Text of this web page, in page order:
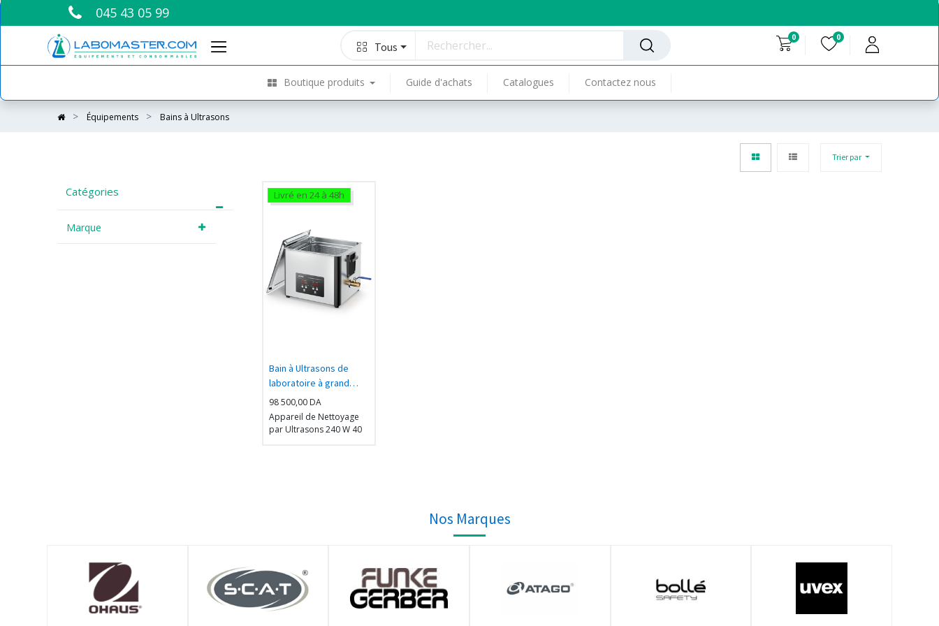
045 43 05 99
Tous
0 0
Boutique produits Guide d'achats Catalogues Contactez nous
Équipements Bains à Ultrasons
Trier par
Catégories
Marque
Livré en 24 à 48h
Bain à Ultrasons de
laboratoire à grand
volume
98 500,00DA
Appareil de Nettoyage
par Ultrasons 240 W 40
Nos Marques